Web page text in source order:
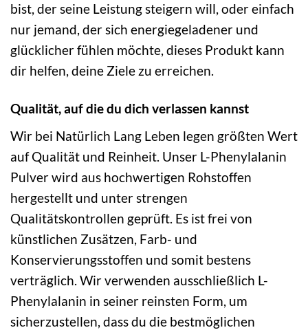
bist, der seine Leistung steigern will, oder einfach
nur jemand, der sich energiegeladener und
glücklicher fühlen möchte, dieses Produkt kann
dir helfen, deine Ziele zu erreichen.
Qualität, auf die du dich verlassen kannst
Wir bei Natürlich Lang Leben legen größten Wert
auf Qualität und Reinheit. Unser L-Phenylalanin
Pulver wird aus hochwertigen Rohstoffen
hergestellt und unter strengen
Qualitätskontrollen geprüft. Es ist frei von
künstlichen Zusätzen, Farb- und
Konservierungsstoffen und somit bestens
verträglich. Wir verwenden ausschließlich L-
Phenylalanin in seiner reinsten Form, um
sicherzustellen, dass du die bestmöglichen